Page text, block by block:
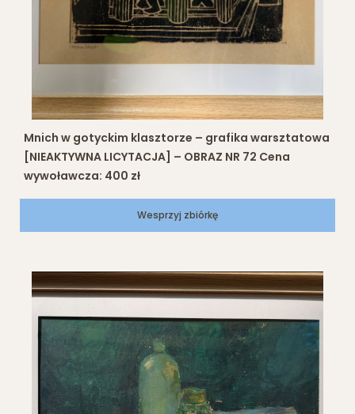
Mnich w gotyckim klasztorze – grafika warsztatowa
[NIEAKTYWNA LICYTACJA] – OBRAZ NR 72 Cena
wywoławcza: 400 zł
Wesprzyj zbiórkę